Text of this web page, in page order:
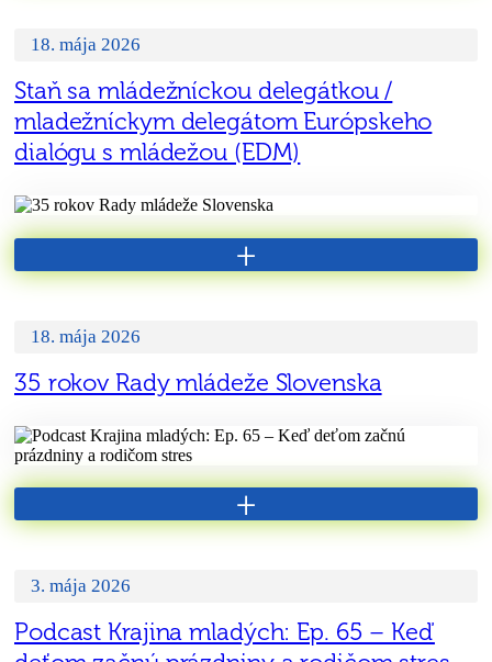
18. mája 2026
Staň sa mládežníckou delegátkou /
mladežníckym delegátom Európskeho
dialógu s mládežou (EDM)
+
18. mája 2026
35 rokov Rady mládeže Slovenska
+
3. mája 2026
Podcast Krajina mladých: Ep. 65 – Keď